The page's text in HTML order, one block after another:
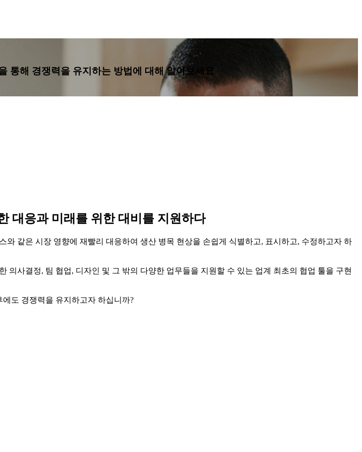
통해 경쟁력을 유지하는 방법에 대해 알아보세요
대응과 미래를 위한 대비를 지원하다
같은 시장 영향에 재빨리 대응하여 생산 병목 현상을 손쉽게 식별하고, 표시하고, 수정하고자 하
사결정, 팀 협업, 디자인 및 그 밖의 다양한 업무들을 지원할 수 있는 업계 최초의 협업 툴을 구현
도 경쟁력을 유지하고자 하십니까?